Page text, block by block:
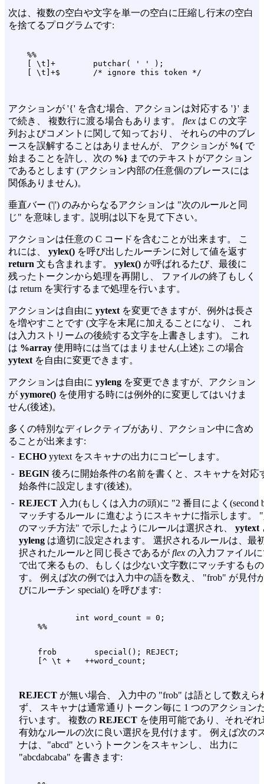
次は、複数の空白や文字を単一の空白に圧縮し行末の空白
を捨てるプログラムです:
    %%
    [ \t]+        putchar( ' ' );
アクションが '{' を含む場合、アクションは対応する '}' ま
で続き、 複数行に渡る場合もあります。 flex は C の文字
列およびコメントに関して知っており、 それらの中のブレ
ースを誤解することはありませんが、 アクションが %{ で
始まることを許し、次の %} までのテキストがアクション
であるとします (アクション内部の任意個のブレースには
関係ありません)。
垂直バー ('|') のみからなるアクションは "次のルールと同
じ" を意味します。説明は以下を見て下さい。
アクションは任意の C コードを含むことが出来ます。 こ
れには、 yylex() を呼び出したルーチンに対して値を返す
return 文も含まれます。 yylex() が呼ばれるたび、最後に
残ったトークンから処理を再開し、 ファイルの終了もしく
は return を実行するまで処理を行います。
アクションは自由に yytext を変更できますが、例外は長さ
を増やすことです (文字を末尾に加えることになり、 これ
は入力ストリームの後続する文字を上書きします)。 これ
は %array 使用時には当てはまりません(上述); この場合
yytext を自由に変更できます。
アクションは自由に yyleng を変更できますが、アクション
が yymore() を使用する時には例外的に変更してはいけま
せん(後述)。
多くの特別なディレクティブがあり、アクション中に含め
ることが出来ます:
- ECHO yytext をスキャナの出力にコピーします。
- BEGIN 後ろに開始条件の名前を書くと、スキャナを対応
始条件に設定します(後述)。
- REJECT 入力(もしくは入力の頭)に "2 番目によく(second
マッチするルール に進むようにスキャナに指示します。
のマッチ方法" で示したようにルールは選択され、 yytext
yyleng は適切に設定されます。 選択されるルールは、最
択されたルールと同じ長さであるが flex の入力ファイル
で出て来るもの、もしくは少ない文字数にマッチするも
す。 例えば次の例では入力中の語を数え、 "frob" が見付
びにルーチン special() を呼びます:
            int word_count = 0;
    frob        special(); REJECT;
REJECT が無い場合、 入力中の "frob" は語として数えら
ず、 スキャナは通常通りトークン毎に 1 つのアクション
行います。 複数の REJECT を使用可能であり、それぞ
有効なルールの次に良い選択を見付けます。 例えば次の
ナは、"abcd" というトークンをスキャンし、 出力に
"abcdabcaba" を書きます: